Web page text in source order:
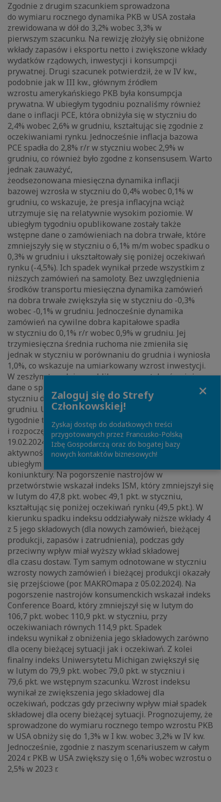
Zgodnie z drugim szacunkiem sprowadzona
do wymiaru rocznego dynamika PKB w USA została
zrewidowana w dół do 3,2% wobec 3,3% w
pierwszym szacunku. Na rewizję złożyły się obniżone
wkłady zapasów i eksportu netto i zwiększone wkłady
wydatków rządowych, inwestycji i konsumpcji
prywatnej. Drugi szacunek potwierdził, że w IV kw.,
podobnie jak w III kw., głównym źródłem
wzrostu amerykańskiego PKB była konsumpcja
prywatna. W ubiegłym tygodniu poznaliśmy również
dane o inflacji PCE, która obniżyła się w styczniu do
2,4% wobec 2,6% w grudniu, kształtując się zgodnie z
oczekiwaniami rynku. Jednocześnie inflacja bazowa
PCE spadła do 2,8% r/r w styczniu wobec 2,9% w
grudniu, co również było zgodne z konsensusem. Warto
jednak zauważyć,
żeodsezonowana miesięczna dynamika inflacji
bazowej wzrosła w styczniu do 0,4% wobec 0,1% w
grudniu, co wskazuje, że presja inflacyjna wciąż
utrzymuje się na relatywnie wysokim poziomie. W
ubiegłym tygodniu opublikowane zostały także
wstępne dane o zamówieniach na dobra trwałe, które
zmniejszyły się w styczniu o 6,1% m/m wobec spadku o
0,3% w grudniu i ukształtowały się poniżej oczekiwań
rynku (-4,5%). Ich spadek wynikał przede wszystkim z
niższych zamówień na samoloty. Bez uwzględnienia
środków transportu miesięczna dynamika zamówień
na dobra trwałe zwiększyła się w styczniu do -0,3%
wobec -0,1% w grudniu. Jednocześnie dynamika
zamówień na cywilne dobra kapitałowe spadła
w styczniu do 0,1% r/r wobec 0,9% w grudniu. Jej
trzymiesięczna średnia ruchoma nie zmieniła się
jednak w styczniu w porównaniu do grudnia i wyniosła
1,0%, co wskazuje na umiarkowany wzrost inwestycji.
W zeszłym tygodniu opublikowane zostały również
dane o sprzedaży nowych domów, która wzrosła w
styczniu do 661 tys. wobec 651 tys. w
grudniu. Uwzględniając jednak opublikowane dwa
tygodnie temu dane o nowych pozwoleniach na budowę
i rozpoczętych budowach domów (por. MAKROmapa z
19.02.2024) styczeń przyniósł na ogół obniżenie
aktywności na amerykańskim rynku nieruchomości. W
ubiegłym tygodniu poznaliśmy również wyniki badań
koniunktury. Na pogorszenie nastrojów w
przetwórstwie wskazał indeks ISM, który zmniejszył się
w lutym do 47,8 pkt. wobec 49,1 pkt. w styczniu,
kształtując się poniżej oczekiwań rynku (49,5 pkt.). W
kierunku spadku indeksu oddziaływały niższe wkłady 4
z 5 jego składowych (dla nowych zamówień, bieżącej
produkcji, zapasów i zatrudnienia), podczas gdy
przeciwny wpływ miał wyższy wkład składowej
dla czasu dostaw. Tym samym odnotowane w styczniu
wzrosty nowych zamówień i bieżącej produkcji okazały
się przejściowe (por. MAKROmapa z 05.02.2024). Na
pogorszenie nastrojów konsumenckich wskazał indeks
Conference Board, który zmniejszył się w lutym do
106,7 pkt. wobec 110,9 pkt. w styczniu, przy
oczekiwaniach równych 114,9 pkt. Spadek
indeksu wynikał z obniżenia jego składowych zarówno
dla oceny bieżącej sytuacji jak i oczekiwań. Z kolei
finalny indeks Uniwersytetu Michigan zwiększył się
w lutym do 79,9 pkt. wobec 79,0 pkt. w styczniu i
79,6 pkt. we wstępnym szacunku. Wzrost indeksu
wynikał ze zwiększenia jego składowej dla
oczekiwań, podczas gdy przeciwny wpływ miał spadek
składowej dla oceny bieżącej sytuacji. Prognozujemy, że
sprowadzone do wymiaru rocznego tempo wzrostu PKB
w USA obniży się do 1,3% w I kw. wobec 3,2% w IV kw.
Jednocześnie, zgodnie z naszym scenariuszem w całym
2024 r. PKB w USA zwiększy się o 1,6% wobec wzrostu o
2,5% w 2023 r.
Zaloguj się do Strefy
Członkowskiej!
Zyskaj dostęp do dodatkowych treści
przygotowanych przez Francusko-Polską
Izbę Gospodarczą oraz do bogatej bazy
nowych kontaktów biznesowych!